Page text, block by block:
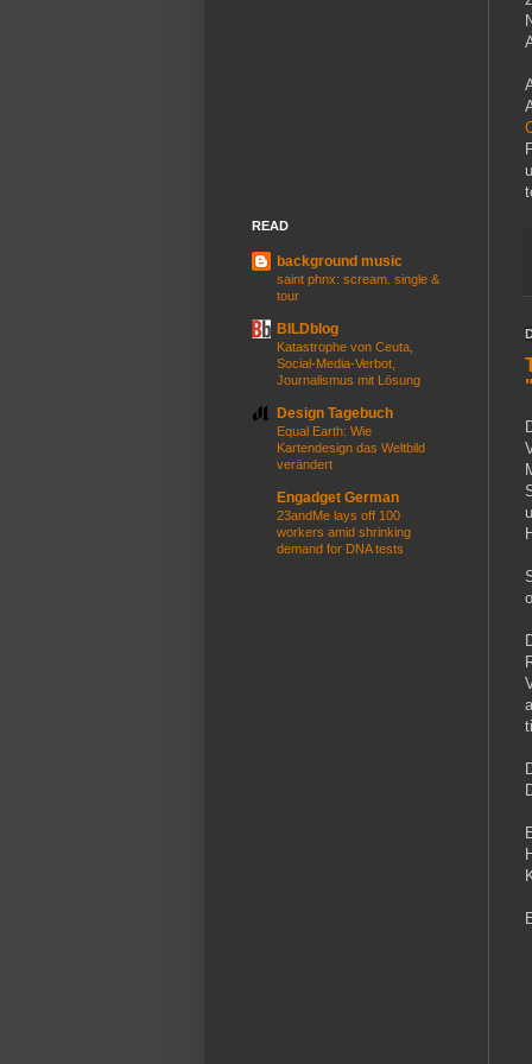
READ
background music
saint phnx: scream. single &
tour
BILDblog
Katastrophe von Ceuta,
Social-Media-Verbot,
Journalismus mit Lösung
Design Tagebuch
Equal Earth: Wie
Kartendesign das Weltbild
verändert
Engadget German
23andMe lays off 100
workers amid shrinking
demand for DNA tests